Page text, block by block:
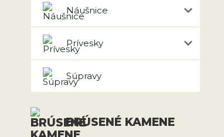
Náušnice
Prívesky
Súpravy
BRÚSENÉ KAMENE